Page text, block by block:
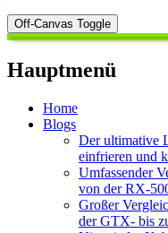
Off-Canvas Toggle
Hauptmenü
Home
Blogs
Der ultimative
einfrieren und
Umfassender
von der RX-
Großer
der GTX- bis